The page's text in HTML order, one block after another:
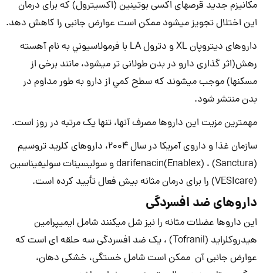
مکانیزم جدید قرص­های اکسی بوتینین (اکسیترول) که برای درمان
این اختلال تجویز می­شود ممکن است عوارض جانبی را کاهش دهد.
داروهای دیتروپان XL و دترول LA با فرمولاسيوني به نام آهسته
رهش(اثر گذاری دارو در بدن طولانی تر می­شود، مانند برخی از
مسکن­ها) موجب می­شوند كه سطح كمي از دارو به طور مداوم در
بدن منتشر شود.
مهم­ترین مزیت این داروها مصرف آن­ها، تنها یک مرتبه در روز است.
سازمان غذا و داروی آمریکا در سال 2004، دارو­های کلرید تروسیم
(Sanctura) ، darifenacin(Enablex) و سولیسینات سولیفیناسین
(VESIcare) را برای درمان مثانه بیش فعال تأیید کرده است.
داروهای ضد افسردگی
این داروها عضلات مثانه را نیز شل می­کنند شامل ایمی­پرامین
هیدروکلراید (Tofranil) ، یک ضد افسردگی سه حلقه ای است که
عوارض جانبی آن ممکن است شامل خستگی، خشکی دهان،